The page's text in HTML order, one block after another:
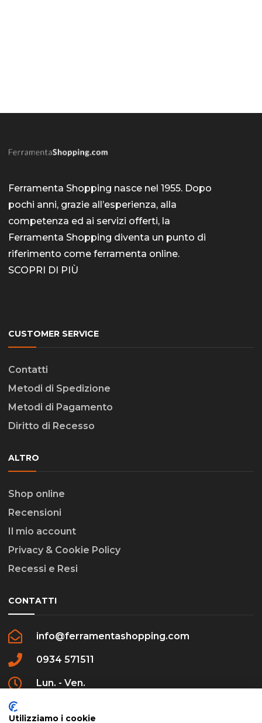
Ferramenta Shopping nasce nel 1955. Dopo
pochi anni, grazie all’esperienza, alla
competenza ed ai servizi offerti, la
Ferramenta Shopping diventa un punto di
riferimento come ferramenta online.
SCOPRI DI PIÙ
CUSTOMER SERVICE
Contatti
Metodi di Spedizione
Metodi di Pagamento
Diritto di Recesso
ALTRO
Shop online
Recensioni
Il mio account
Privacy & Cookie Policy
Recessi e Resi
CONTATTI
info@ferramentashopping.com
0934 571511
Lun. - Ven.
Utilizziamo i cookie